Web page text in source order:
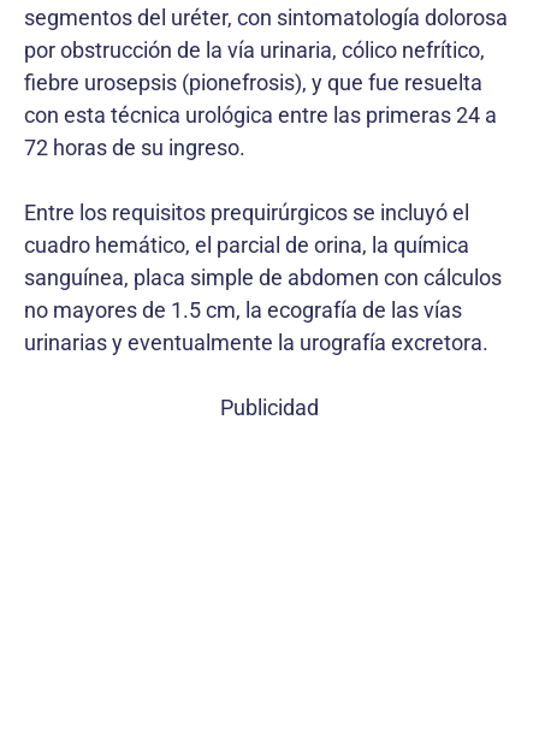
segmentos del uréter, con sintomatología dolorosa
por obstrucción de la vía urinaria, cólico nefrítico,
fiebre urosepsis (pionefrosis), y que fue resuelta
con esta técnica urológica entre las primeras 24 a
72 horas de su ingreso.
Entre los requisitos prequirúrgicos se incluyó el
cuadro hemático, el parcial de orina, la química
sanguínea, placa simple de abdomen con cálculos
no mayores de 1.5 cm, la ecografía de las vías
urinarias y eventualmente la urografía excretora.
Publicidad